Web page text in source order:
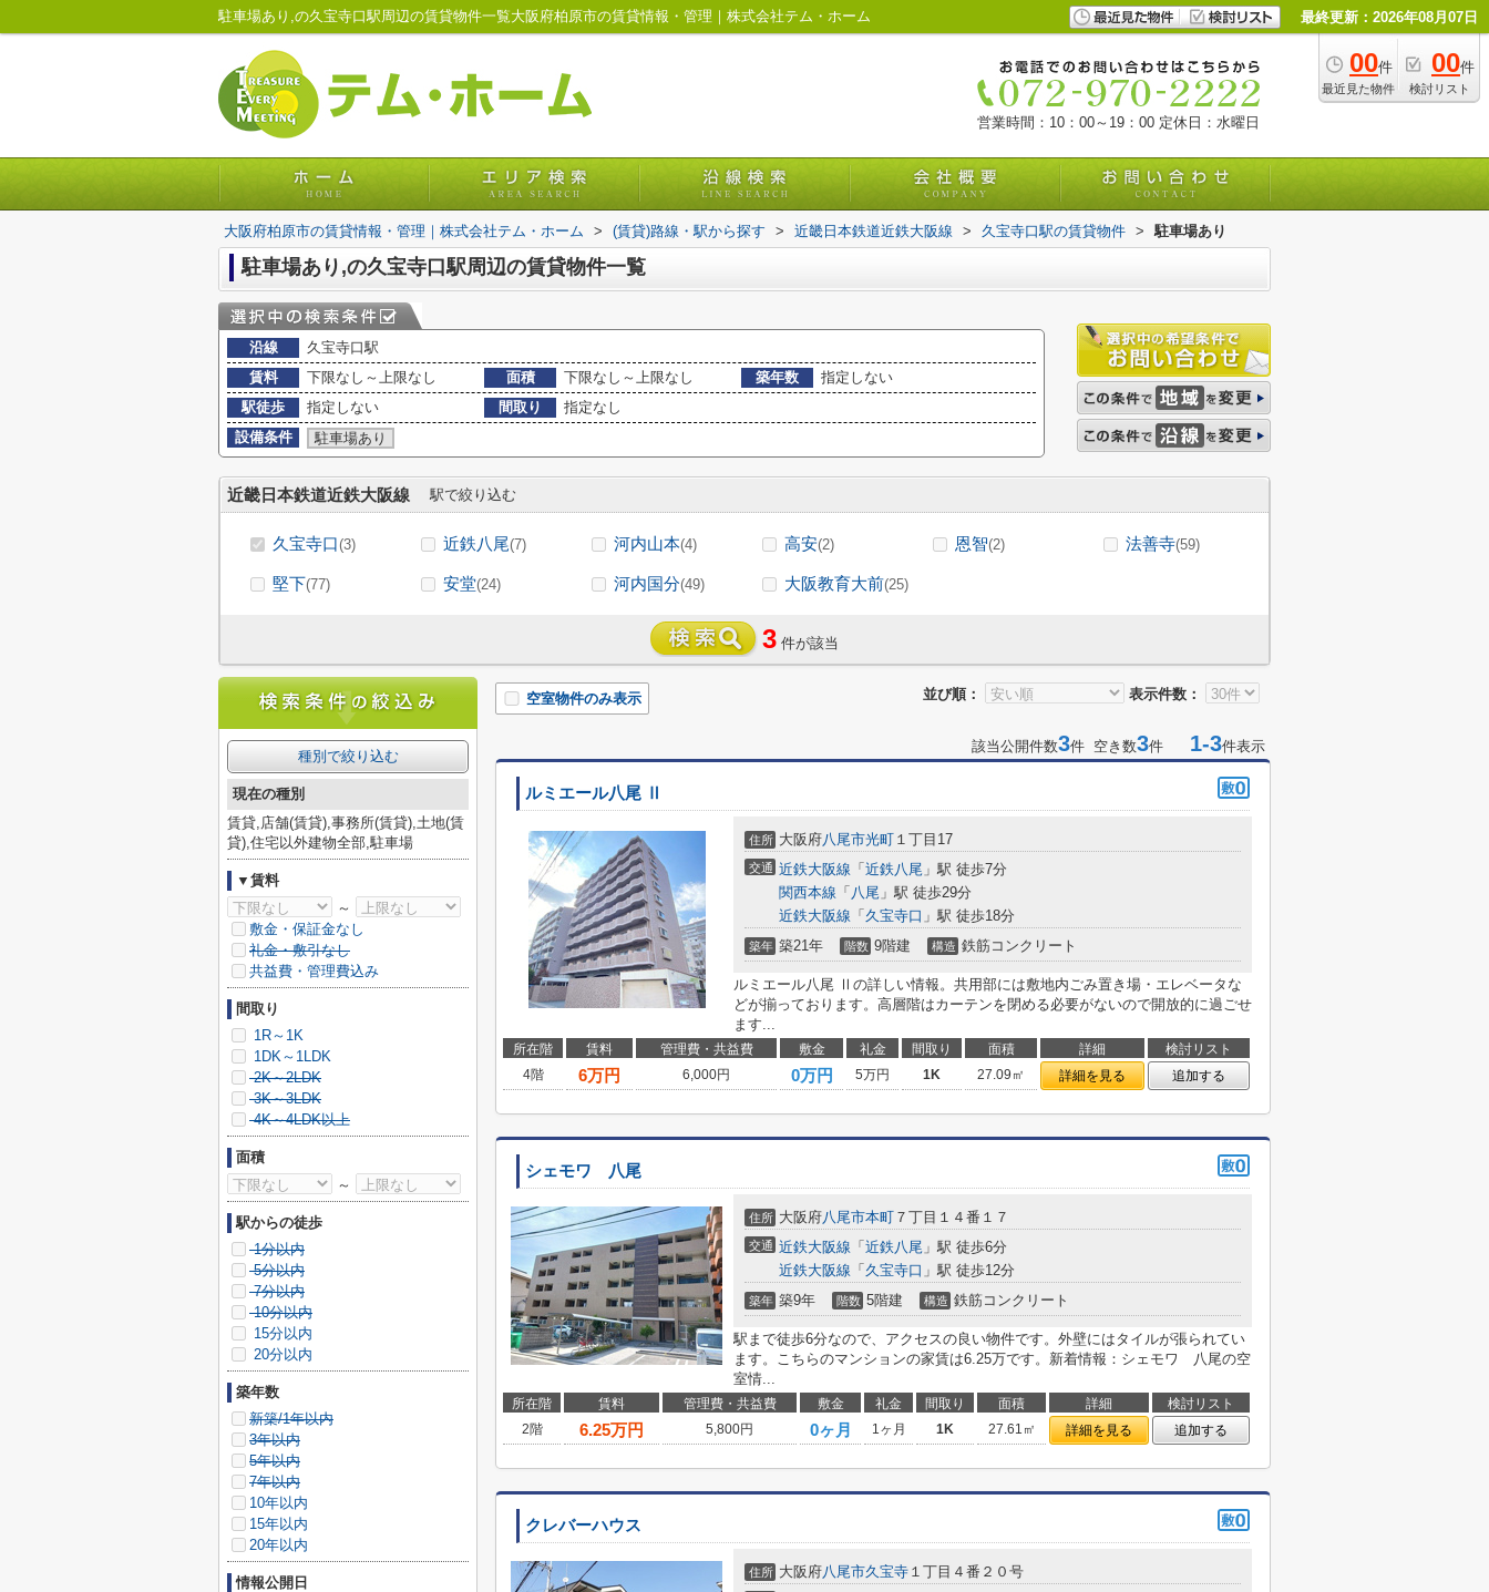
駐車場あり,の久宝寺口駅周辺の賃貸物件一覧大阪府柏原市の賃貸情報・管理｜株式会社テム・ホーム 最終更新：2026年08月07日
00件
最近見た物件
00件
検討リスト
営業時間：10：00～19：00 定休日：水曜日
大阪府柏原市の賃貸情報・管理｜株式会社テム・ホーム > (賃貸)路線・駅から探す > 近畿日本鉄道近鉄大阪線 > 久宝寺口駅の賃貸物件 > 駐車場あり
駐車場あり,の久宝寺口駅周辺の賃貸物件一覧
沿線
久宝寺口駅
賃料
下限なし～上限なし 面積 下限なし～上限なし 築年数
指定しない
駅徒歩
指定しない 間取り
指定なし
設備条件
駐車場あり
近畿日本鉄道近鉄大阪線 駅で絞り込む
久宝寺口(3) 近鉄八尾(7) 河内山本(4) 高安(2) 恩智(2) 法善寺(59)
堅下(77) 安堂(24) 河内国分(49) 大阪教育大前(25)
3 件が該当
並び順： 表示件数：
空室物件のみ表示
該当公開件数3件 空き数3件 1-3件表示
ルミエール八尾 Ⅱ
住所 大阪府八尾市光町 １丁目17
交通 近鉄大阪線 「 近鉄八尾 」駅 徒歩7分
関西本線 「 八尾 」駅 徒歩29分
近鉄大阪線 「 久宝寺口 」駅 徒歩18分
築年 築21年 階数 9階建 構造 鉄筋コンクリート
ルミエール八尾 Ⅱの詳しい情報。共用部には敷地内ごみ置き場・エレベータな
どが揃っております。高層階はカーテンを閉める必要がないので開放的に過ごせ
ます...
所在階 賃料 管理費・共益費 敷金 礼金 間取り 面積 詳細
検討リスト
4階
6万円 6,000円 0万円 5万円 1K 27.09㎡ 詳細を見る 追加する
シェモワ 八尾
住所 大阪府八尾市本町 ７丁目１４番１７
交通 近鉄大阪線 「 近鉄八尾 」駅 徒歩6分
近鉄大阪線 「 久宝寺口 」駅 徒歩12分
築年 築9年 階数 5階建 構造 鉄筋コンクリート
駅まで徒歩6分なので、アクセスの良い物件です。外壁にはタイルが張られてい
ます。こちらのマンションの家賃は6.25万です。新着情報：シェモワ 八尾の空
室情...
所在階 賃料 管理費・共益費 敷金 礼金 間取り 面積 詳細
検討リスト
2階
6.25万円 5,800円 0ヶ月 1ヶ月 1K 27.61㎡ 詳細を見る 追加する
クレバーハウス
住所 大阪府八尾市久宝寺 １丁目４番２０号
種別で絞り込む
現在の種別
賃貸,店舗(賃貸),事務所(賃貸),土地(賃
貸),住宅以外建物全部,駐車場
▼賃料
～
敷金・保証金なし
礼金・敷引なし
共益費・管理費込み
間取り
1R～1K
1DK～1LDK
2K～2LDK
3K～3LDK
4K～4LDK以上
面積
～
駅からの徒歩
1分以内
5分以内
7分以内
10分以内
15分以内
20分以内
築年数
新築/1年以内
3年以内
5年以内
7年以内
10年以内
15年以内
20年以内
情報公開日